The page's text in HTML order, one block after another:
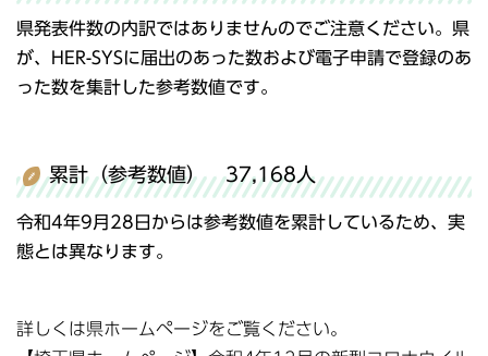
県発表件数の内訳ではありませんのでご注意ください。県
が、HER-SYSに届出のあった数および電子申請で登録のあ
った数を集計した参考数値です。
累計（参考数値） 37,168人
令和4年9月28日からは参考数値を累計しているため、実
態とは異なります。
詳しくは県ホームページをご覧ください。